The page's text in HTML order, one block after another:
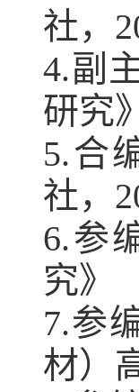
社，
4.副
研究
5.合
社，
6.参
究》
7.参
材）